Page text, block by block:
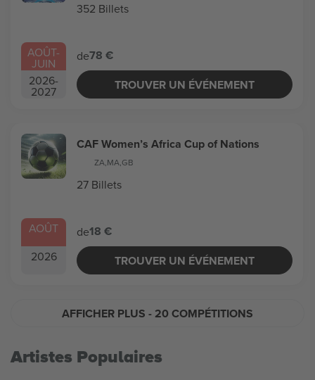
AOÛT-
JUIN
2026-
2027
352 Billets
de78 €
TROUVER UN ÉVÉNEMENT
AOÛT
2026
CAF Women’s Africa Cup of Nations
ZA,MA,GB
27 Billets
de18 €
TROUVER UN ÉVÉNEMENT
AFFICHER PLUS - 20 COMPÉTITIONS
Artistes Populaires